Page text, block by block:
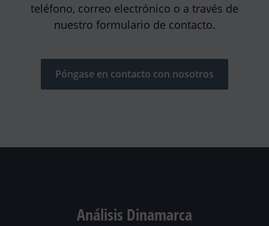
teléfono, correo electrónico o a través de
nuestro formulario de contacto.
Póngase en contacto con nosotros
Análisis Dinamarca